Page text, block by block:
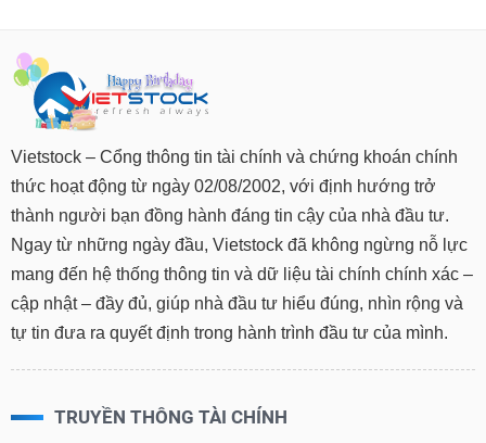
Vietstock – Cổng thông tin tài chính và chứng khoán chính
thức hoạt động từ ngày 02/08/2002, với định hướng trở
thành người bạn đồng hành đáng tin cậy của nhà đầu tư.
Ngay từ những ngày đầu, Vietstock đã không ngừng nỗ lực
mang đến hệ thống thông tin và dữ liệu tài chính chính xác –
cập nhật – đầy đủ, giúp nhà đầu tư hiểu đúng, nhìn rộng và
tự tin đưa ra quyết định trong hành trình đầu tư của mình.
TRUYỀN THÔNG TÀI CHÍNH